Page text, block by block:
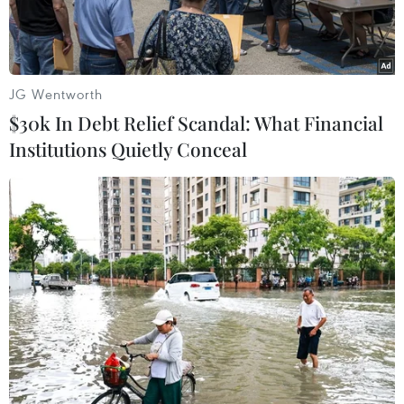
Máy bay Antonov-148 của Hãng hàng không Saratov tại sân
bay Vladivostok, Nga ngày 9/2 vừa qua. (Ảnh: THX/TTXVN)
Metro.co.uk đưa tin, ngày 12/2, thông tin ban
đầu về một số hành khách và phi hành đoàn xấu
số trên chiếc máy bay chở khách An-148 gặp
nạn hôm 11/2 ở Nga đã được xác nhận.
Trong số những người thiệt mạng trên chuyến
JG Wentworth
$30k In Debt Relief Scandal: What Financial
Institutions Quietly Conceal